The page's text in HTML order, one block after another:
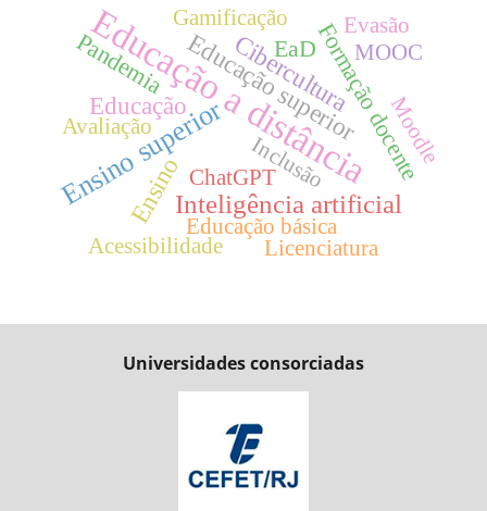
Educação a distância
Ensino superiorInteligência artificial
Educação
Ensino
Cibercultura
Educação superiorFormação docente
EaD
Pandemia
Educação básica
Inclusão
Acessibilidade
Gamificação
MOOC
Evasão
Moodle
Licenciatura
ChatGPT
Avaliação
Universidades consorciadas